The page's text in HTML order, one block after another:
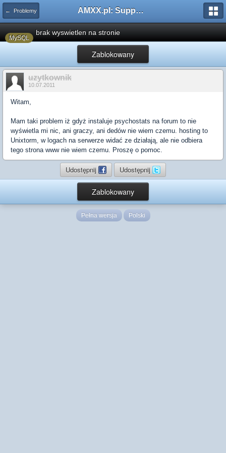
← Problemy AMXX.pl: Support AMX Mod X i SourceMod
MySQL
brak wyswietlen na stronie
Zablokowany
uzytkownik
10.07.2011
Witam,
Mam taki problem iż gdyż instaluje psychostats na forum to nie
wyświetla mi nic, ani graczy, ani dedów nie wiem czemu. hosting to
Unixtorm, w logach na serwerze widać ze działają, ale nie odbiera
tego strona www nie wiem czemu. Proszę o pomoc.
Udostępnij Udostępnij
Zablokowany
Pełna wersja Polski